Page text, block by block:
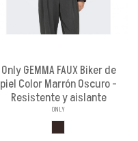
Only GEMMA FAUX Biker de
piel Color Marrón Oscuro -
Resistente y aislante
ONLY